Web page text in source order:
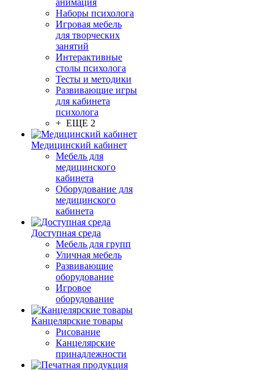
анимация
Наборы психолога
Игровая мебель
для творческих
занятий
Интерактивные
столы психолога
Тесты и методики
Развивающие игры
для кабинета
психолога
+ ЕЩЕ 2
Медицинский кабинет
Мебель для
медицинского
кабинета
Оборудование для
медицинского
кабинета
Доступная среда
Мебель для групп
Уличная мебель
Развивающие
оборудование
Игровое
оборудование
Канцелярские товары
Рисование
Канцелярские
принадлежности